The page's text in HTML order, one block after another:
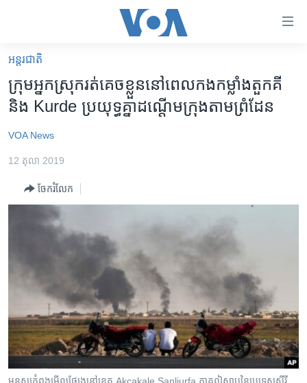
គេហទំព័រ​
ទាក់ទង
រំលង​
និង​
ទំព័រ​
ទៅ​
សម្ព័ន្ធ​
រំលង​
និង​
អន្តរជាតិ
ហេឡូវីអូអេ
កម្ពុជាច្នៃប្រតិដ្ឋ
ព្រឹត្តិការណ៍ព័ត៌មាន
ទូរទស្សន៍ / វីដេអូ​
វិទ្យុ / ផតខាសថ៍
កម្មវិធីទាំងអស់
Khmer English
បណ្តាញ​សង្គម
អន្តរជាតិ
ក្រុម​អ្នក​ស្រុក​​រត់​គេច​ខ្លួន​នៅ​ពេល​កង​កម្លាំង​តួកគី​
និង​ Kurde​ ប្រយុទ្ធ​គ្នា​ដណ្តើម​ក្រុង​តាម​ព្រំដែន
VOA News
12 តុលា 2019
ចែករំលែក
មនុស្ស​កំពុង​មើល​ផ្សែង​នៅ​ខេត្ត Akcakale Sanliurfa ភាគ​ឦសាប​នៃ​ប្រទេស​ស៊ីរី